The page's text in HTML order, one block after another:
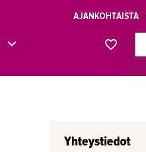
AJANKOHTAISTA
Yhteystiedot